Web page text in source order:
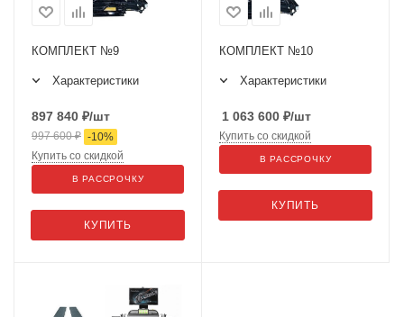
КОМПЛЕКТ №9
Характеристики
897 840 ₽/шт
997 600₽ -10%
КУПИТЬ
Купить со скидкой
В РАССРОЧКУ
КОМПЛЕКТ №10
Характеристики
1 063 600 ₽/шт
КУПИТЬ
Купить со скидкой
В РАССРОЧКУ